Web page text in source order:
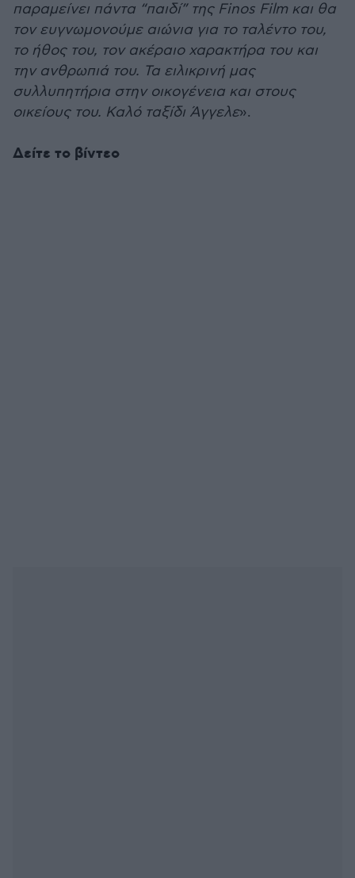
παραμείνει πάντα “παιδί” της Finos Film και θα
τον ευγνωμονούμε αιώνια για το ταλέντο του,
το ήθος του, τον ακέραιο χαρακτήρα του και
την ανθρωπιά του. Τα ειλικρινή μας
συλλυπητήρια στην οικογένεια και στους
οικείους του. Καλό ταξίδι Άγγελε».
Δείτε το βίντεο